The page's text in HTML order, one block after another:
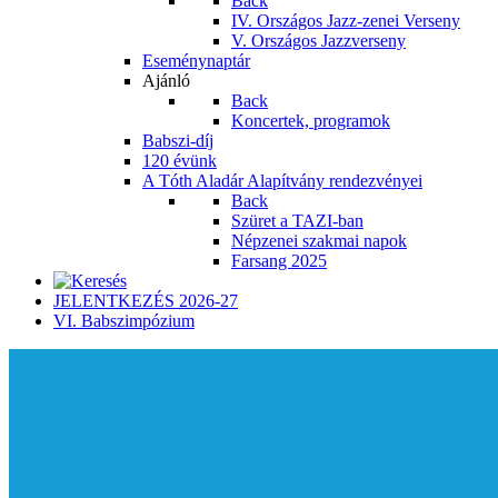
IV. Országos Jazz-zenei Verseny
V. Országos Jazzverseny
Eseménynaptár
Ajánló
Back
Koncertek, programok
Babszi-díj
120 évünk
A Tóth Aladár Alapítvány rendezvényei
Back
Szüret a TAZI-ban
Népzenei szakmai napok
Farsang 2025
JELENTKEZÉS 2026-27
VI. Babszimpózium